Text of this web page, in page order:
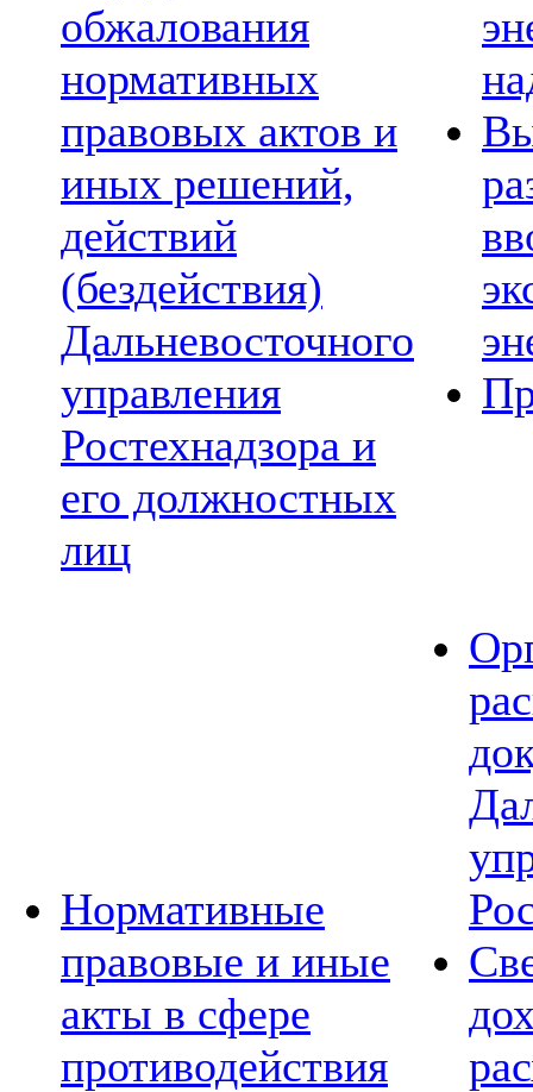
обжалования
нормативных
правовых актов и
иных решений,
действий
(бездействия)
Дальневосточного
управления
Ростехнадзора и
его должностных
лиц
Нормативные
правовые и иные
акты в сфере
противодействия